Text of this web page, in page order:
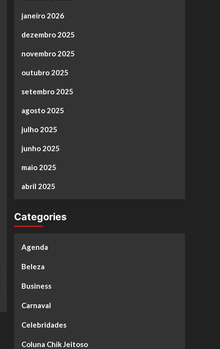
janeiro 2026
dezembro 2025
novembro 2025
outubro 2025
setembro 2025
agosto 2025
julho 2025
junho 2025
maio 2025
abril 2025
Categories
Agenda
Beleza
Business
Carnaval
Celebridades
Coluna Chik Jeitoso